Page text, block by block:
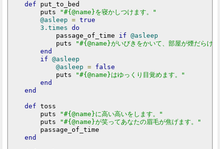
def put_to_bed
        puts
"#{@name}を寝かしつけます。"
@asleep = true
3.times do
            passage_of_time
if @asleep
            puts
"#{@name}がいびきをかいて、部屋が煙だらけ
end
if @asleep
@asleep = false
            puts
"#{@name}はゆっくり目覚めます。"
end
end
def toss
        puts
"#{@name}に高い高いをします。"
        puts
"#{@name}が笑ってあなたの眉毛が焦げます。"
        passage_of_time
end